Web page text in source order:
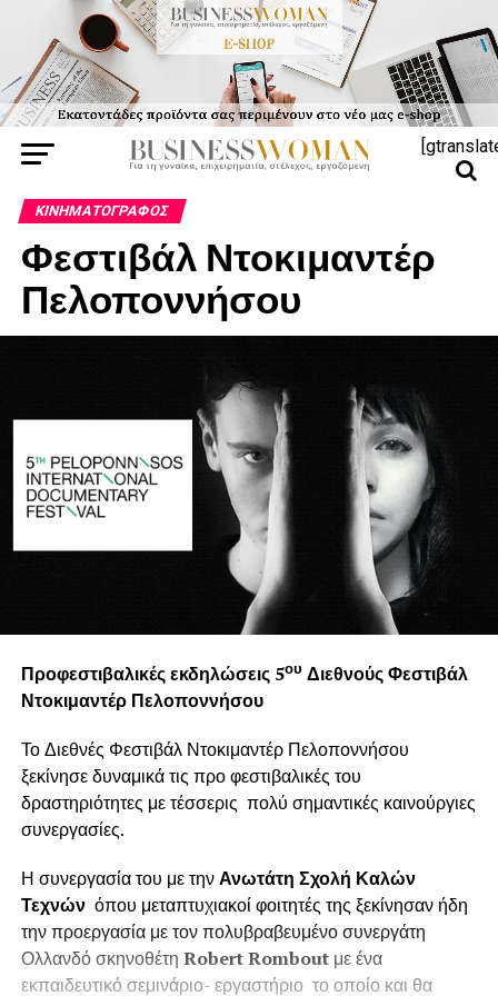
ΚΙΝΗΜΑΤΟΓΡΆΦΟΣ
Φεστιβάλ Ντοκιμαντέρ
Πελοποννήσου
Προφεστιβαλικές εκδηλώσεις 5ου Διεθνούς Φεστιβάλ
Ντοκιμαντέρ Πελοποννήσου
Το Διεθνές Φεστιβάλ Ντοκιμαντέρ Πελοποννήσου
ξεκίνησε δυναμικά τις προ φεστιβαλικές του
δραστηριότητες με τέσσερις πολύ σημαντικές καινούργιες
συνεργασίες.
Η συνεργασία του με τηνΑνωτάτη Σχολή Καλών
Τεχνώνόπου μεταπτυχιακοί φοιτητές της ξεκίνησαν ήδη
την προεργασία με τον πολυβραβευμένο συνεργάτη
Ολλανδό σκηνοθέτη RobertRomboutμε ένα
εκπαιδευτικό σεμινάριο- εργαστήριο το οποίο και θα